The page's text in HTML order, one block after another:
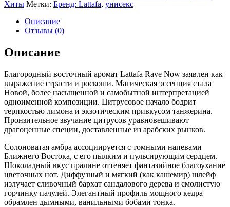
Eau
Parfum
ml
люкс
Хиты Метки: Бренд: Lattafa, унисекс
Описание
Отзывы (0)
Описание
Благородный восточный аромат Lattafa Rave Now заявлен как
выражение страсти и роскоши. Магическая эссенция стала
Новой, более насыщенной и самобытной интерпретацией
одноименной композиции. Цитрусовое начало бодрит
терпкостью лимона и экзотическим привкусом танжерина.
Пронзительное звучание цитрусов уравновешивают
драгоценные специи, доставленные из арабских рынков.
Солоноватая амбра ассоциируется с томными напевами
Ближнего Востока, с его пылким и пульсирующим сердцем.
Шоколадный вкус пралине оттеняет фантазийное благоухание
цветочных нот. Диффузный и мягкий (как кашемир) шлейф
излучает сливочный бархат сандалового дерева и смолистую
горчинку пачулей. Элегантный профиль мощного кедра
обрамлен дымными, ванильными бобами тонка.